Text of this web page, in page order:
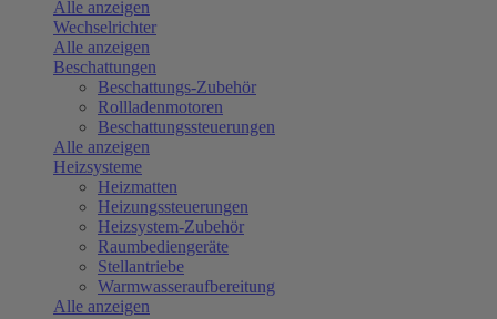
Alle anzeigen
Wechselrichter
Alle anzeigen
Beschattungen
Beschattungs-Zubehör
Rollladenmotoren
Beschattungssteuerungen
Alle anzeigen
Heizsysteme
Heizmatten
Heizungssteuerungen
Heizsystem-Zubehör
Raumbediengeräte
Stellantriebe
Warmwasseraufbereitung
Alle anzeigen